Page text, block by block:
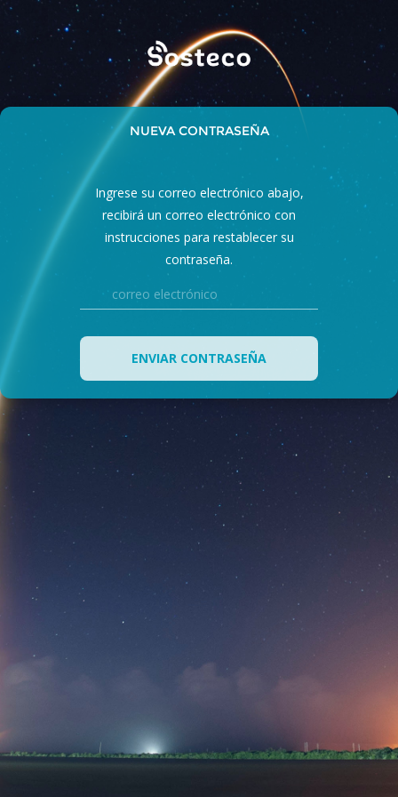
NUEVA CONTRASEÑA
Ingrese su correo electrónico abajo,
recibirá un correo electrónico con
instrucciones para restablecer su
contraseña.
ENVIAR CONTRASEÑA